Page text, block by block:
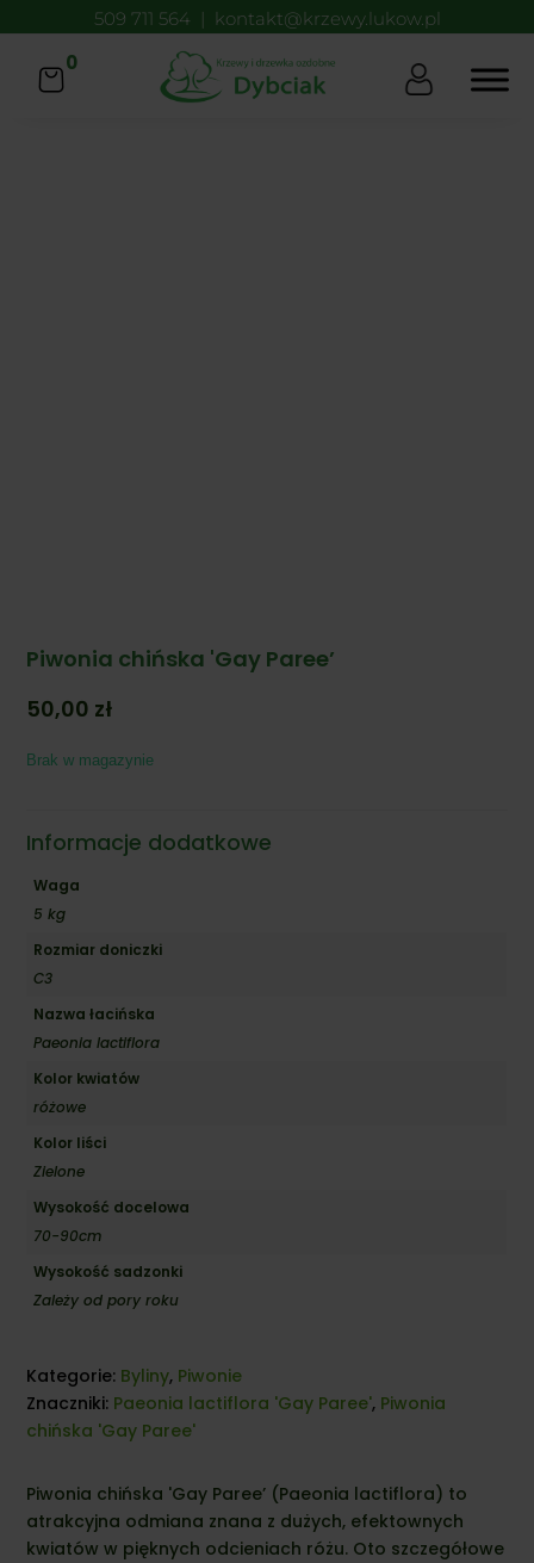
509 711 564 | kontakt@krzewy.lukow.pl
0
Piwonia chińska 'Gay Paree’
50,00 zł
Brak w magazynie
Informacje dodatkowe
Waga
5 kg
Rozmiar doniczki
C3
Nazwa łacińska
Paeonia lactiflora
Kolor kwiatów
różowe
Kolor liści
Zielone
Wysokość docelowa
70-90cm
Wysokość sadzonki
Zależy od pory roku
Kategorie: Byliny, Piwonie
Znaczniki: Paeonia lactiflora 'Gay Paree', Piwonia
chińska 'Gay Paree'
Piwonia chińska 'Gay Paree’ (Paeonia lactiflora) to
atrakcyjna odmiana znana z dużych, efektownych
kwiatów w pięknych odcieniach różu. Oto szczegółowe